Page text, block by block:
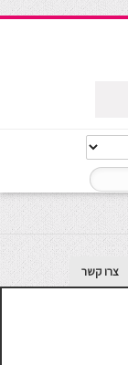
צרו קשר